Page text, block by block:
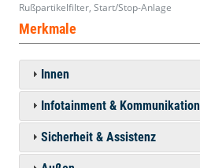
Rußpartikelfilter, Start/Stop-Anlage
Merkmale
Innen
Infotainment & Kommunikation
Sicherheit & Assistenz